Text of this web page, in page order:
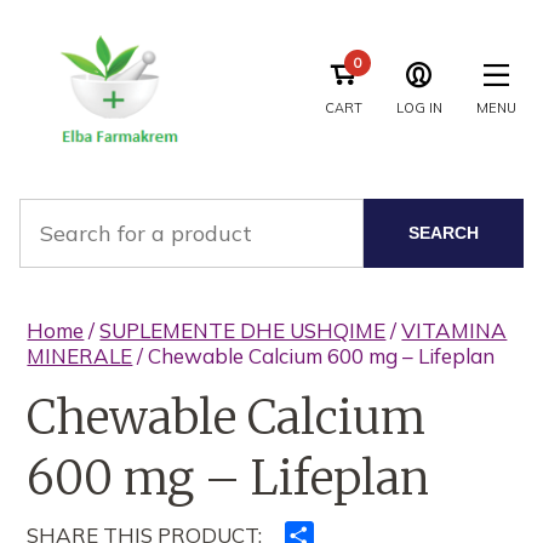
CART
0
LOG IN MENU
SEARCH
Home /SUPLEMENTE DHE USHQIME/VITAMINA
MINERALE/ Chewable Calcium 600 mg – Lifeplan
Chewable Calcium
600 mg – Lifeplan
SHARE THIS PRODUCT: